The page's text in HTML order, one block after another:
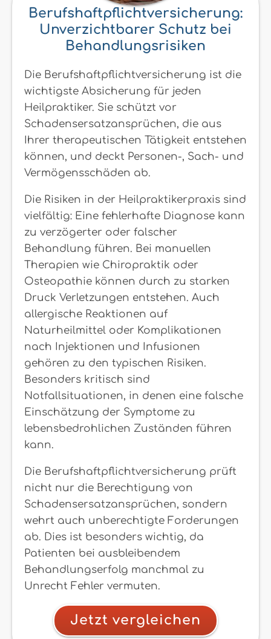
Berufshaftpflichtversicherung:
Unverzichtbarer Schutz bei
Behandlungsrisiken
Die Berufshaftpflichtversicherung ist die
wichtigste Absicherung für jeden
Heilpraktiker. Sie schützt vor
Schadensersatzansprüchen, die aus
Ihrer therapeutischen Tätigkeit entstehen
können, und deckt Personen-, Sach- und
Vermögensschäden ab.
Die Risiken in der Heilpraktikerpraxis sind
vielfältig: Eine fehlerhafte Diagnose kann
zu verzögerter oder falscher
Behandlung führen. Bei manuellen
Therapien wie Chiropraktik oder
Osteopathie können durch zu starken
Druck Verletzungen entstehen. Auch
allergische Reaktionen auf
Naturheilmittel oder Komplikationen
nach Injektionen und Infusionen
gehören zu den typischen Risiken.
Besonders kritisch sind
Notfallsituationen, in denen eine falsche
Einschätzung der Symptome zu
lebensbedrohlichen Zuständen führen
kann.
Die Berufshaftpflichtversicherung prüft
nicht nur die Berechtigung von
Schadensersatzansprüchen, sondern
wehrt auch unberechtigte Forderungen
ab. Dies ist besonders wichtig, da
Patienten bei ausbleibendem
Behandlungserfolg manchmal zu
Unrecht Fehler vermuten.
Jetzt vergleichen